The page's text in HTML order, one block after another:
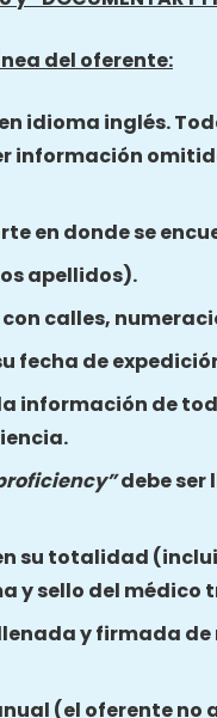
del oferente:
idioma inglés.
información
en donde se
apellidos).
calles,
fecha de
información de
debe ser
su totalidad
y sello del
y firmada
(el oferente no